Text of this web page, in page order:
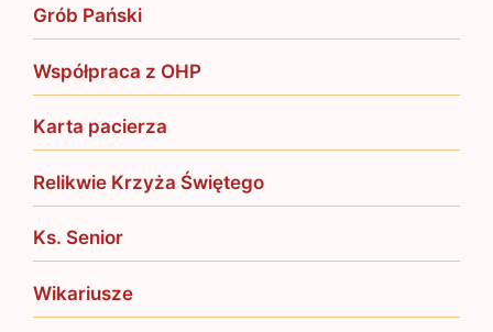
Grób Pański
Współpraca z OHP
Karta pacierza
Relikwie Krzyża Świętego
Ks. Senior
Wikariusze